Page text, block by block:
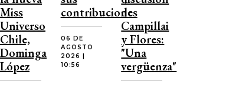
Miss
Universo
Chile,
Dominga
López
contribuciones
06 DE
AGOSTO
2026 |
10:56
de
Campillai
y Flores:
"Una
vergüenza"